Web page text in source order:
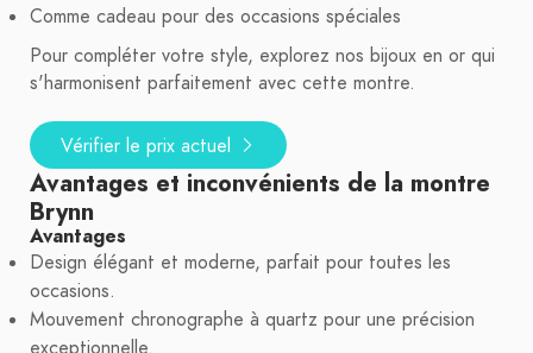
Comme cadeau pour des occasions spéciales
Pour compléter votre style, explorez nos bijoux en or qui
s'harmonisent parfaitement avec cette montre.
Vérifier le prix actuel
Avantages et inconvénients de la montre
Brynn
Avantages
Design élégant et moderne, parfait pour toutes les
occasions.
Mouvement chronographe à quartz pour une précision